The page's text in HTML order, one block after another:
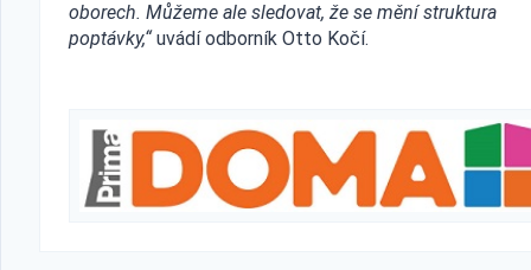
oborech. Můžeme ale sledovat, že se mění struktura
poptávky,“ uvádí odborník Otto Kočí.